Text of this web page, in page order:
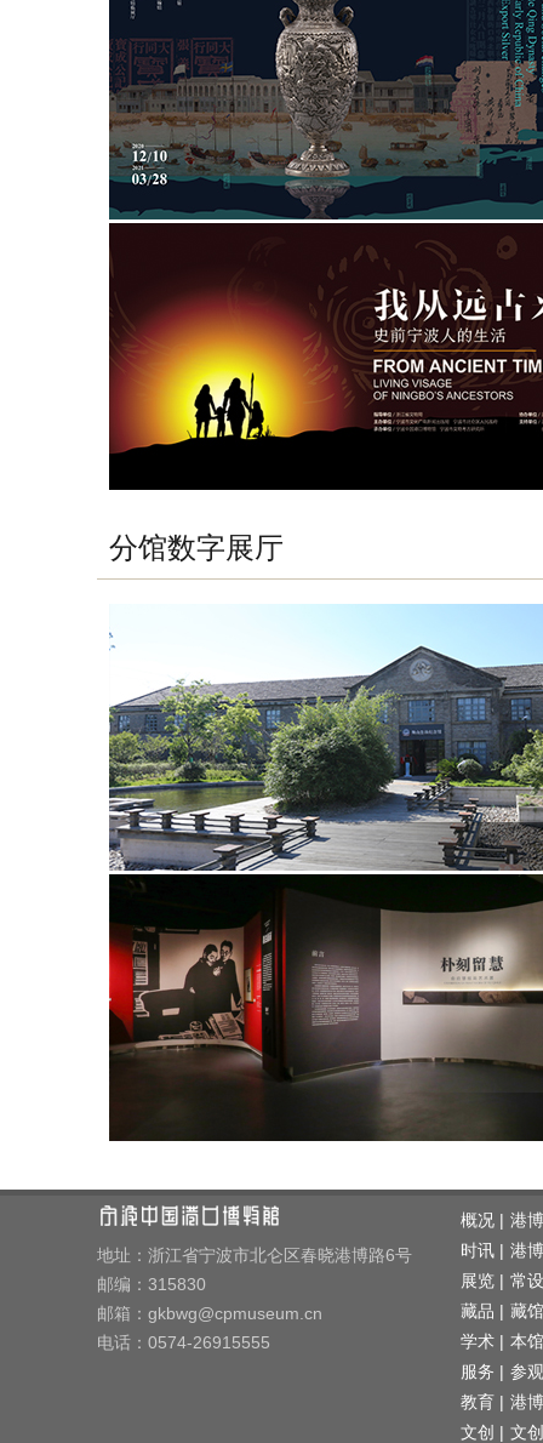
分馆数字展厅
地址：浙江省宁波市北仑区春晓港博路6号
邮编：315830
邮箱：gkbwg@cpmuseum.cn
电话：0574-26915555
概况 | 港
时讯 | 港
展览 | 常
藏品 | 藏
学术 | 本
服务 | 参
教育 | 港
文创 | 文创